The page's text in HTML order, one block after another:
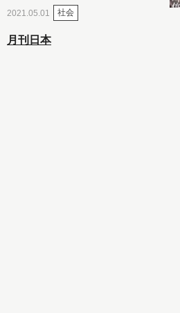
2021.05.01 社会
月刊日本